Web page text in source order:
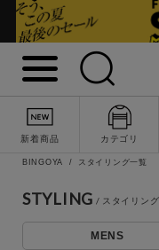
新着商品 カテゴリ
BINGOYA スタイリング一覧
STYLING
MENS